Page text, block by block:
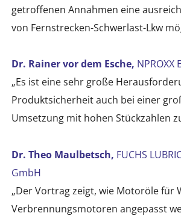
getroffenen Annahmen eine
von Fernstrecken-Schwerlast-Lkw
Dr. Rainer vor dem Esche, NPROXX
„Es ist eine sehr große
Produktsicherheit auch bei einer
Umsetzung mit hohen Stückzahlen
Dr. Theo Maulbetsch, FUCHS
GmbH
„Der Vortrag zeigt, wie Motoröle für
Verbrennungsmotoren angepasst